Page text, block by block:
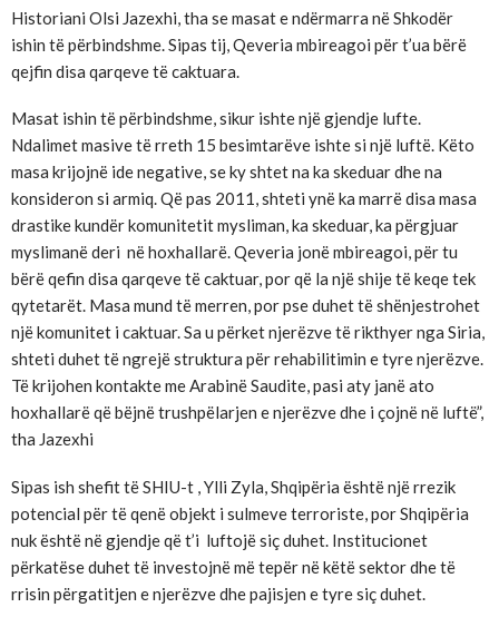
Historiani Olsi Jazexhi, tha se masat e ndërmarra në Shkodër
ishin të përbindshme. Sipas tij, Qeveria mbireagoi për t’ua bërë
qejfin disa qarqeve të caktuara.
Masat ishin të përbindshme, sikur ishte një gjendje lufte.
Ndalimet masive të rreth 15 besimtarëve ishte si një luftë. Këto
masa krijojnë ide negative, se ky shtet na ka skeduar dhe na
konsideron si armiq. Që pas 2011, shteti ynë ka marrë disa masa
drastike kundër komunitetit mysliman, ka skeduar, ka përgjuar
myslimanë deri në hoxhallarë. Qeveria jonë mbireagoi, për tu
bërë qefin disa qarqeve të caktuar, por që la një shije të keqe tek
qytetarët. Masa mund të merren, por pse duhet të shënjestrohet
një komunitet i caktuar. Sa u përket njerëzve të rikthyer nga Siria,
shteti duhet të ngrejë struktura për rehabilitimin e tyre njerëzve.
Të krijohen kontakte me Arabinë Saudite, pasi aty janë ato
hoxhallarë që bëjnë trushpëlarjen e njerëzve dhe i çojnë në luftë”,
tha Jazexhi
Sipas ish shefit të SHIU-t , Ylli Zyla, Shqipëria është një rrezik
potencial për të qenë objekt i sulmeve terroriste, por Shqipëria
nuk është në gjendje që t’i luftojë siç duhet. Institucionet
përkatëse duhet të investojnë më tepër në këtë sektor dhe të
rrisin përgatitjen e njerëzve dhe pajisjen e tyre siç duhet.